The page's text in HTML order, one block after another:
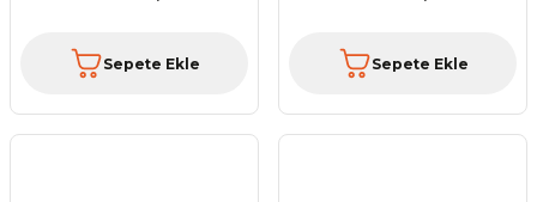
Sepete Ekle Sepete Ekle